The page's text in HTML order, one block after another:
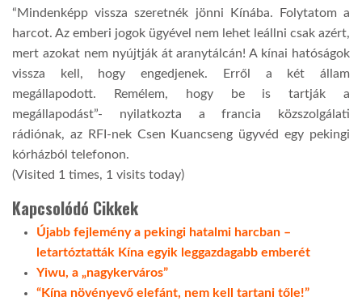
“Mindenképp vissza szeretnék jönni Kínába. Folytatom a
harcot. Az emberi jogok ügyével nem lehet leállni csak azért,
mert azokat nem nyújtják át aranytálcán! A kínai hatóságok
vissza kell, hogy engedjenek. Erről a két állam
megállapodott. Remélem, hogy be is tartják a
megállapodást”- nyilatkozta a francia közszolgálati
rádiónak, az RFI-nek Csen Kuancseng ügyvéd egy pekingi
kórházból telefonon.
(Visited 1 times, 1 visits today)
Kapcsolódó Cikkek
Újabb fejlemény a pekingi hatalmi harcban –
letartóztatták Kína egyik leggazdagabb emberét
Yiwu, a „nagykerváros”
“Kína növényevő elefánt, nem kell tartani tőle!”